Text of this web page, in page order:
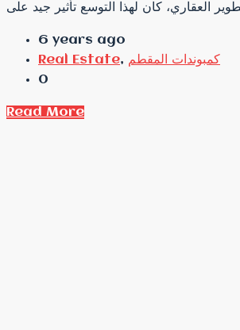
6 years ago
Real Estate, كمبوندات المقطم
0
Read More